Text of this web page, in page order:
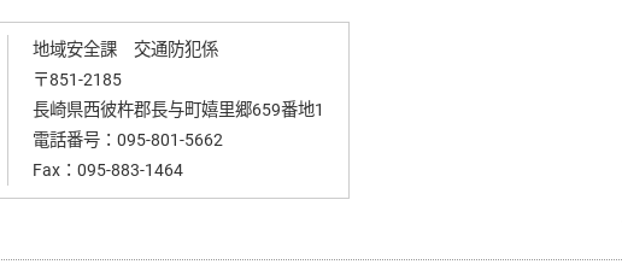
地域安全課 交通防犯係
〒851-2185
長崎県西彼杵郡長与町嬉里郷659番地1
電話番号： 095-801-5662
Fax：095-883-1464